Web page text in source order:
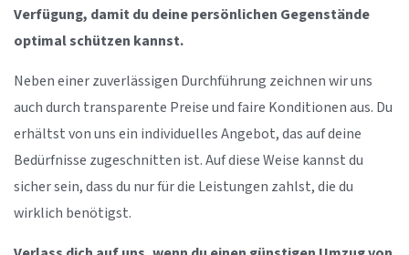
Verfügung, damit du deine persönlichen Gegenstände
optimal schützen kannst.
Neben einer zuverlässigen Durchführung zeichnen wir uns
auch durch transparente Preise und faire Konditionen aus. Du
erhältst von uns ein individuelles Angebot, das auf deine
Bedürfnisse zugeschnitten ist. Auf diese Weise kannst du
sicher sein, dass du nur für die Leistungen zahlst, die du
wirklich benötigst.